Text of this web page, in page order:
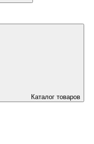
Каталог товаров